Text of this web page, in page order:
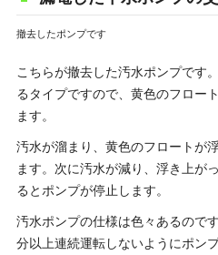
撤去したポンプです
こちらが撤去した汚水ポンプです
るタイプですので、黄色のフロー
ます。
汚水が溜まり、黄色のフロートが
ます。次に汚水が減り、浮き上が
るとポンプが停止します。
汚水ポンプの仕様は色々あるので
分以上連続運転しないようにポン